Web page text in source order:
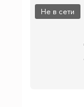
Не в сети